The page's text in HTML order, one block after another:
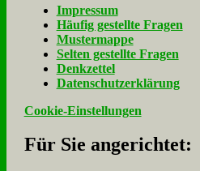
Im­pres­sum
Häu­fig ge­stell­te Fra­gen
Mu­ster­map­pe
Sel­ten ge­stell­te Fra­gen
Denk­zet­tel
Da­ten­schutz­er­klä­rung
Cookie-Einstellungen
Für Sie an­ge­rich­tet: